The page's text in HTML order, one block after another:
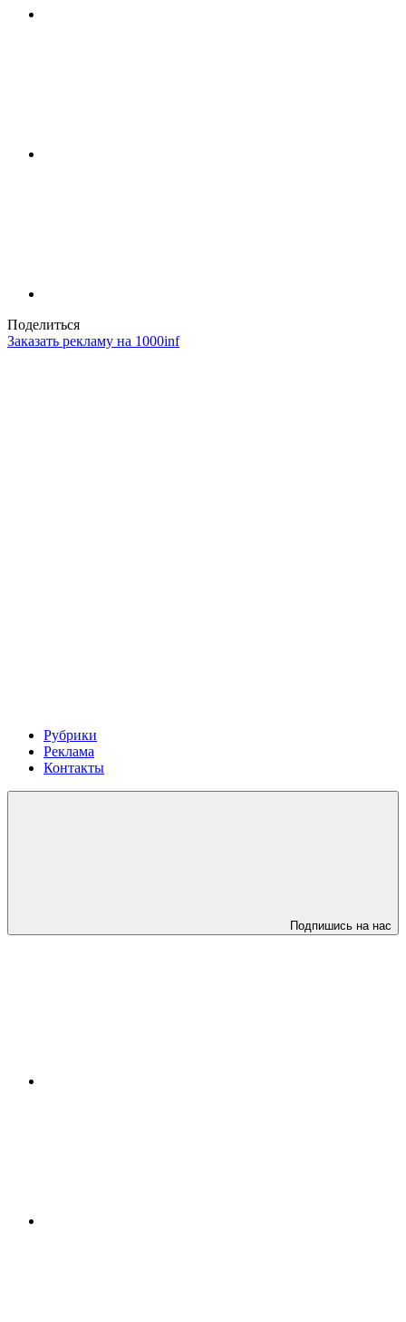
Поделиться
Заказать рекламу на 1000inf
Рубрики
Реклама
Контакты
Подпишись на нас